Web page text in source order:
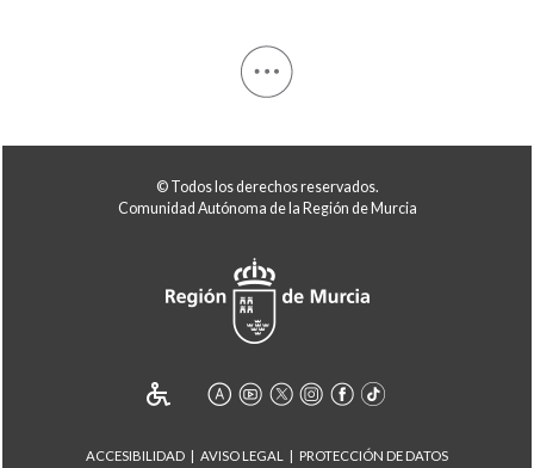
© Todos los derechos reservados.
Comunidad Autónoma de la Región de Murcia
ACCESIBILIDAD AVISO LEGAL PROTECCIÓN DE DATOS